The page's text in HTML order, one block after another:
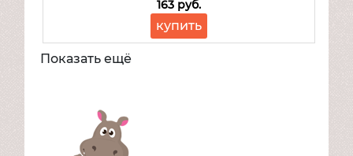
163 руб.
купить
Показать ещё